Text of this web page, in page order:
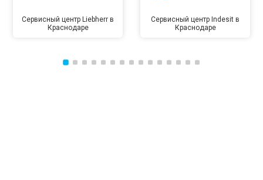
Сервисный центр Liebherr в
Краснодаре
Сервисный центр Indesit в
Краснодаре